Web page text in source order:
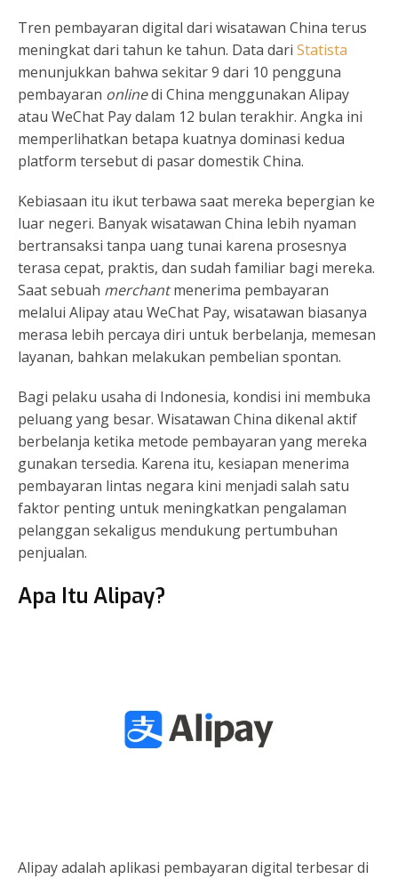
Tren pembayaran digital dari wisatawan China terus
meningkat dari tahun ke tahun. Data dari Statista
menunjukkan bahwa sekitar 9 dari 10 pengguna
pembayaran onlinedi China menggunakan Alipay
atau WeChat Pay dalam 12 bulan terakhir. Angka ini
memperlihatkan betapa kuatnya dominasi kedua
platform tersebut di pasar domestik China.
Kebiasaan itu ikut terbawa saat mereka bepergian ke
luar negeri. Banyak wisatawan China lebih nyaman
bertransaksi tanpa uang tunai karena prosesnya
terasa cepat, praktis, dan sudah familiar bagi mereka.
Saat sebuah merchantmenerima pembayaran
melalui Alipay atau WeChat Pay, wisatawan biasanya
merasa lebih percaya diri untuk berbelanja, memesan
layanan, bahkan melakukan pembelian spontan.
Bagi pelaku usaha di Indonesia, kondisi ini membuka
peluang yang besar. Wisatawan China dikenal aktif
berbelanja ketika metode pembayaran yang mereka
gunakan tersedia. Karena itu, kesiapan menerima
pembayaran lintas negara kini menjadi salah satu
faktor penting untuk meningkatkan pengalaman
pelanggan sekaligus mendukung pertumbuhan
penjualan.
Apa Itu Alipay?
Alipay adalah aplikasi pembayaran digital terbesar di